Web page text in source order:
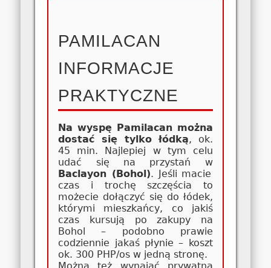
PAMILACAN
INFORMACJE
PRAKTYCZNE
Na wyspę Pamilacan można
dostać się tylko łódką, ok.
45 min. Najlepiej w tym celu
udać się na przystań w
Baclayon (Bohol). Jeśli macie
czas i trochę szczęścia to
możecie dołączyć się do łódek,
którymi mieszkańcy, co jakiś
czas kursują po zakupy na
Bohol – podobno prawie
codziennie jakaś płynie – koszt
ok. 300 PHP/os w jedną stronę.
Można też wynająć prywatną